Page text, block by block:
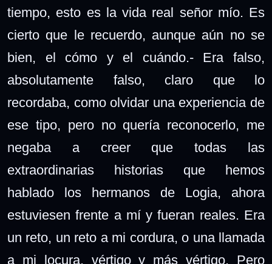
tiempo, esto es la vida real señor mío. Es
cierto que le recuerdo, aunque aún no se
bien, el cómo y el cuándo.- Era falso,
absolutamente falso, claro que lo
recordaba, como olvidar una experiencia de
ese tipo, pero no quería reconocerlo, me
negaba a creer que todas las
extraordinarias historias que hemos
hablado los hermanos de Logia, ahora
estuviesen frente a mí y fueran reales. Era
un reto, un reto a mi cordura, o una llamada
a mi locura, vértigo y más vértigo. Pero